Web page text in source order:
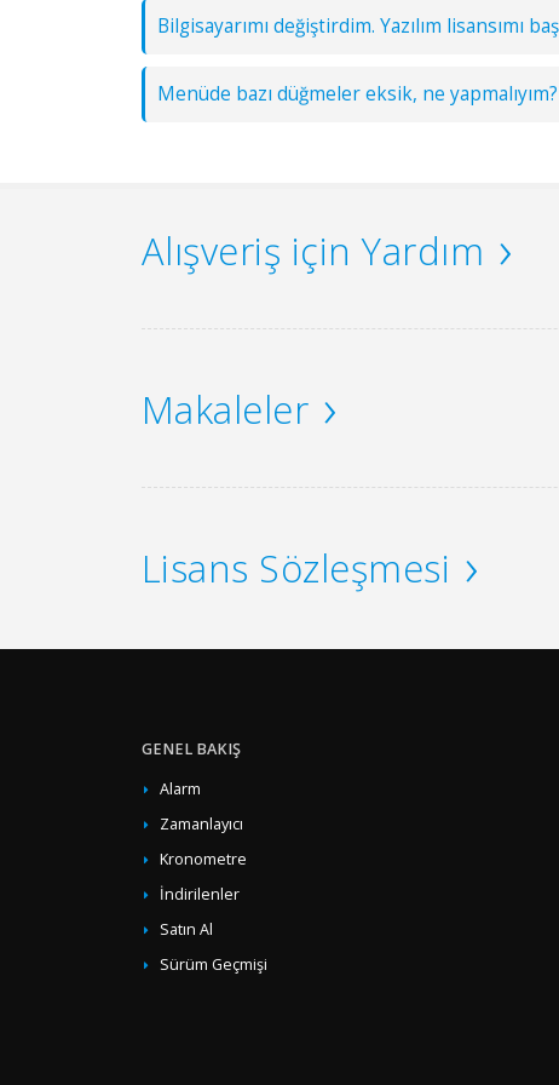
Bilgisayarımı değiştirdim. Yazılım lisansımı
Menüde bazı düğmeler eksik, ne yapmalıyım?
Alışveriş için Yardım
Makaleler
Lisans Sözleşmesi
GENEL BAKIŞ
Alarm
Zamanlayıcı
Kronometre
İndirilenler
Satın Al
Sürüm Geçmişi